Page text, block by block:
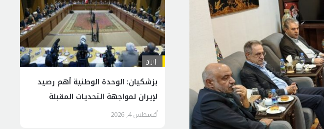
إيران
بزشكيان: الوحدة الوطنية أهم رصيد
لإيران لمواجهة التحديات المقبلة
أغسطس 4, 2026